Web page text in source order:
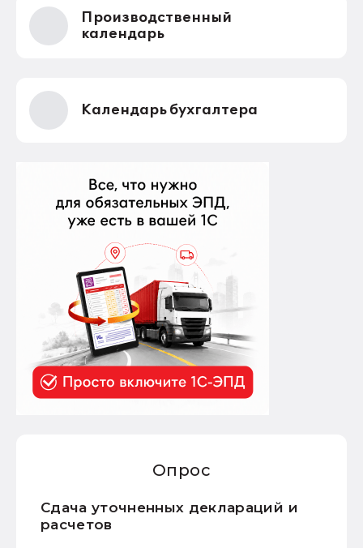
Производственный
календарь
Календарь бухгалтера
Опрос
Сдача уточненных деклараций и
расчетов